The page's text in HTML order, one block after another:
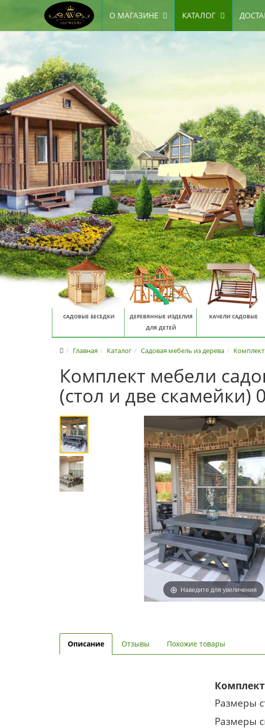
О МАГАЗИНЕ КАТАЛОГ
САДОВЫЕ БЕСЕДКИ
ДЕРЕВЯННЫЕ ИЗДЕЛИЯ
ДЛЯ ДЕТЕЙ
КАЧЕЛИ САДОВЫЕ
Главная Каталог Садовая мебель из дерева
Комплект мебели
(стол и две скамейки)
Наведите для увеличения
Описание Отзывы Похожие товары
Размеры
Размеры